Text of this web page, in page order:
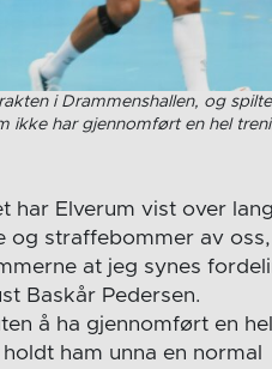
i Drammenshallen, og
ikke har gjennomført en hel
har Elverum vist over
og straffebommer av
at jeg synes
Baskår Pedersen.
å ha gjennomført en
ham unna en normal